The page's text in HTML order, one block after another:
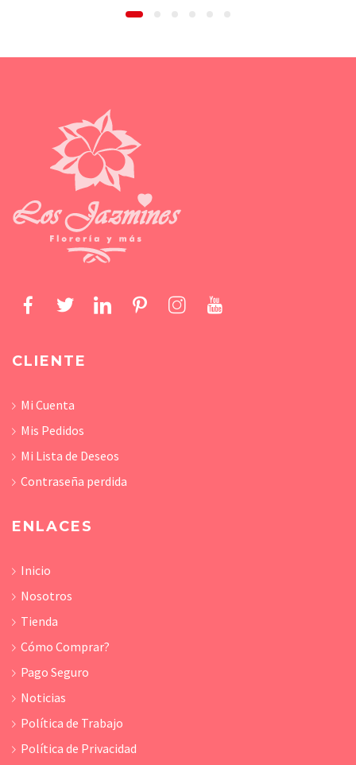
CLIENTE
Mi Cuenta
Mis Pedidos
Mi Lista de Deseos
Contraseña perdida
ENLACES
Inicio
Nosotros
Tienda
Cómo Comprar?
Pago Seguro
Noticias
Política de Trabajo
Política de Privacidad